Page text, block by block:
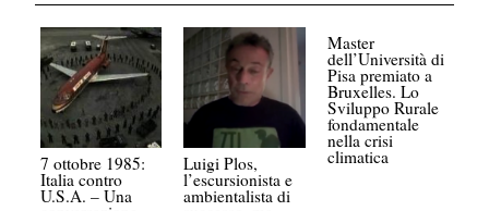
7 ottobre 1985:
Italia contro
U.S.A. – Una
Luigi Plos,
l’escursionista e
ambientalista di
Master
dell’Università di
Pisa premiato a
Bruxelles. Lo
Sviluppo Rurale
fondamentale
nella crisi
climatica